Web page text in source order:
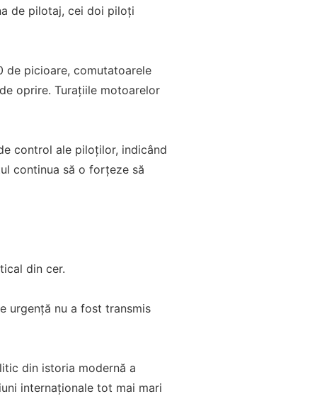
de pilotaj, cei doi piloți
de picioare, comutatoarele
oprire. Turațiile motoarelor
control ale piloților, indicând
continua să o forțeze să
din cer.
urgență nu a fost transmis
din istoria modernă a
internaționale tot mai mari